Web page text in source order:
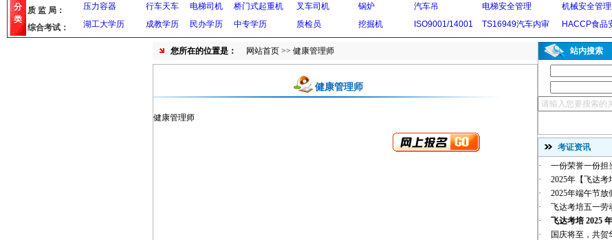
分
类
压力容器
行车天车 电梯司机 桥门式起重机 叉车司机 锅炉 汽车吊 电梯安全管理
机械安全管
湖工大学历
成教学历 民办学历 中专学历 质检员 挖掘机 ISO9001/14001 TS16949汽车内审 HACCP食品
质 监 局：
综合考试：
您所在的位置是： 网站首页 >> 健康管理师
健康管理师
健康管理师
站内搜索
考证资讯
·
一份荣誉一份担
·
2025年【飞达考
·
2025年端午节放
·
飞达考培五一劳
·
飞达考培 2025
·
国庆将至，共贺